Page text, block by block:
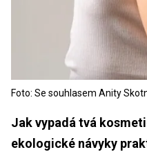
Foto: Se souhlasem Anity
Jak vypadá tvá
ekologické návyky